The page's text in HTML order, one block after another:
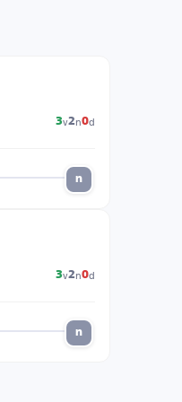
3v2n0d
n
3v2n0d
n